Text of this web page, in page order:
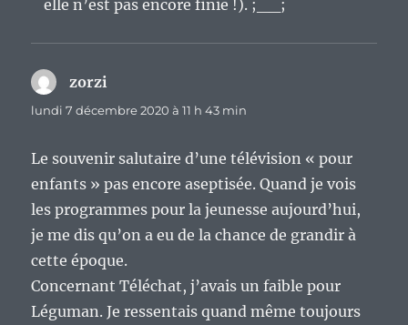
elle n’est pas encore finie !). ;__;
zorzi
lundi 7 décembre 2020 à 11 h 43 min
Le souvenir salutaire d’une télévision « pour
enfants » pas encore aseptisée. Quand je vois
les programmes pour la jeunesse aujourd’hui,
je me dis qu’on a eu de la chance de grandir à
cette époque.
Concernant Téléchat, j’avais un faible pour
Léguman. Je ressentais quand même toujours